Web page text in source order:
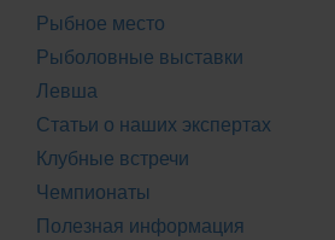
Рыбное место
Рыболовные выставки
Левша
Статьи о наших экспертах
Клубные встречи
Чемпионаты
Полезная информация